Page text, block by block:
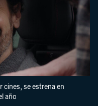
cines, se estrena en
año